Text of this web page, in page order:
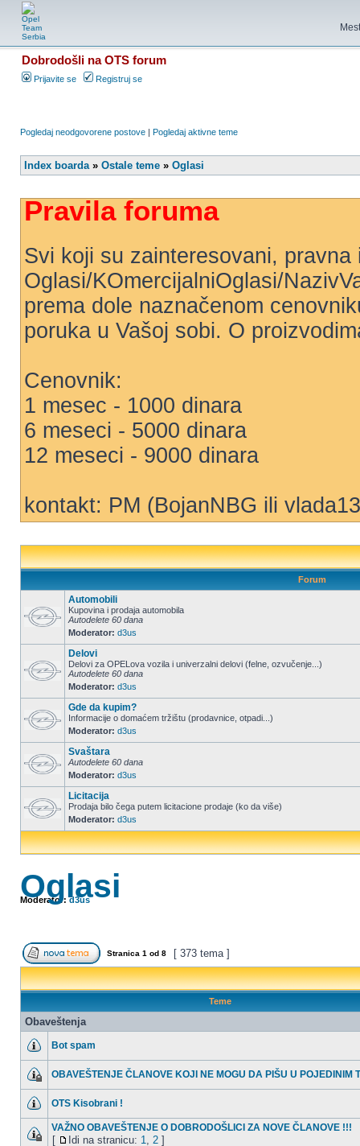
Dobrodošli na OTS forum
Prijavite se Registruj se
Pogledaj neodgovorene postove | Pogledaj aktivne teme
Index boarda» Ostale teme » Oglasi
Pravila foruma
Svi koji su zainteresovani,
Oglasi/KOmercijalniOglasi/
prema dole naznačenom
poruka u Vašoj sobi. O
Cenovnik:
1 mesec - 1000 dinara
6 meseci - 5000 dinara
12 meseci - 9000 dinara
kontakt: PM (BojanNBG ili
Forum
Automobili
Kupovina i prodaja automobila
Autodelete 60 dana
Moderator: d3us
Delovi
Delovi za OPELova vozila i univerzalni delovi (felne, ozvučenje...)
Autodelete 60 dana
Moderator: d3us
Gde da kupim?
Informacije o domaćem tržištu (prodavnice, otpadi...)
Moderator: d3us
Svaštara
Autodelete 60 dana
Moderator: d3us
Licitacija
Prodaja bilo čega putem licitacione prodaje (ko da više)
Moderator: d3us
Oglasi
Moderator:d3us
Stranica 1 od 8 [ 373 tema ]
Teme
Obaveštenja
Bot spam
OBAVEŠTENJE ČLANOVE KOJI NE MOGU DA PIŠU U POJEDINIM
OTS Kisobrani !
VAŽNO OBAVEŠTENJE O DOBRODOŠLICI ZA NOVE ČLANOVE !!!
[ Idi na stranicu: 1, 2 ]